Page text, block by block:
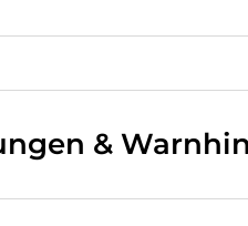
&